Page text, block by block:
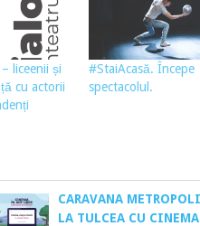
liceenii și
cu actorii
#StaiAcasă. Începe
spectacolul.
CARAVANA
LA TULCEA CU